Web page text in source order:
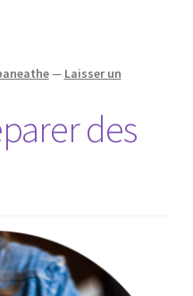
— Laisser un
des